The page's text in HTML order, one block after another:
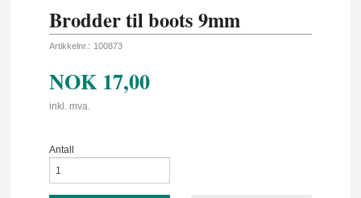
Brodder til boots 9mm
Artikkelnr.: 100873
NOK 17,00
inkl. mva.
Antall